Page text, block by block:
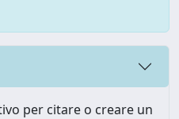
per citare o creare un